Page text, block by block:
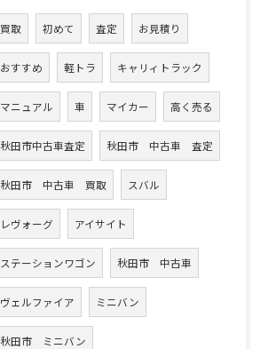
買取 初めて 査定 お見積り
おすすめ 軽トラ キャリィトラック
マニュアル 車 マイカー 高く売る
秋田市中古車査定 秋田市 中古車 査定
秋田市 中古車 買取 スバル
レヴォーグ アイサイト
ステーションワゴン 秋田市 中古車
ヴェルファイア ミニバン
秋田市 ミニバン